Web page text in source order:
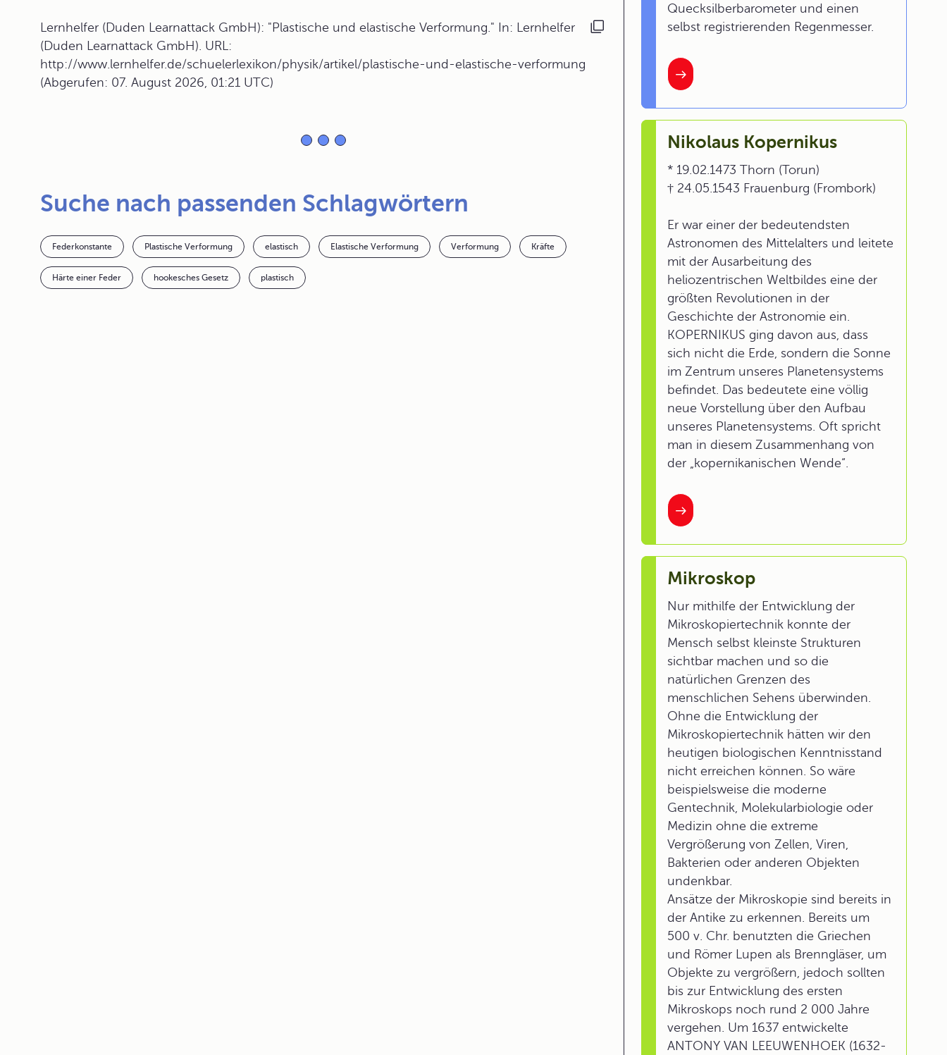
Lernhelfer (Duden Learnattack GmbH): "Plastische und elastische Verformung." In: Lernhelfer
(Duden Learnattack GmbH). URL:
http://www.lernhelfer.de/schuelerlexikon/physik/artikel/plastische-und-elastische-verformung
(Abgerufen: 07. August 2026, 01:21 UTC)
Suche nach passenden Schlagwörtern
Federkonstante Plastische Verformung elastisch Elastische Verformung Verformung Kräfte
Härte einer Feder hookesches Gesetz plastisch
Quecksilberbarometer und einen
selbst registrierenden Regenmesser.
Nikolaus Kopernikus
* 19.02.1473 Thorn (Torun)
† 24.05.1543 Frauenburg (Frombork)
Er war einer der bedeutendsten
Astronomen des Mittelalters und leitete
mit der Ausarbeitung des
heliozentrischen Weltbildes eine der
größten Revolutionen in der
Geschichte der Astronomie ein.
KOPERNIKUS ging davon aus, dass
sich nicht die Erde, sondern die Sonne
im Zentrum unseres Planetensystems
befindet. Das bedeutete eine völlig
neue Vorstellung über den Aufbau
unseres Planetensystems. Oft spricht
man in diesem Zusammenhang von
der „kopernikanischen Wende“.
Mikroskop
Nur mithilfe der Entwicklung der
Mikroskopiertechnik konnte der
Mensch selbst kleinste Strukturen
sichtbar machen und so die
natürlichen Grenzen des
menschlichen Sehens überwinden.
Ohne die Entwicklung der
Mikroskopiertechnik hätten wir den
heutigen biologischen Kenntnisstand
nicht erreichen können. So wäre
beispielsweise die moderne
Gentechnik, Molekularbiologie oder
Medizin ohne die extreme
Vergrößerung von Zellen, Viren,
Bakterien oder anderen Objekten
undenkbar.
Ansätze der Mikroskopie sind bereits in
der Antike zu erkennen. Bereits um
500 v. Chr. benutzten die Griechen
und Römer Lupen als Brenngläser, um
Objekte zu vergrößern, jedoch sollten
bis zur Entwicklung des ersten
Mikroskops noch rund 2 000 Jahre
vergehen. Um 1637 entwickelte
ANTONY VAN LEEUWENHOEK (1632-